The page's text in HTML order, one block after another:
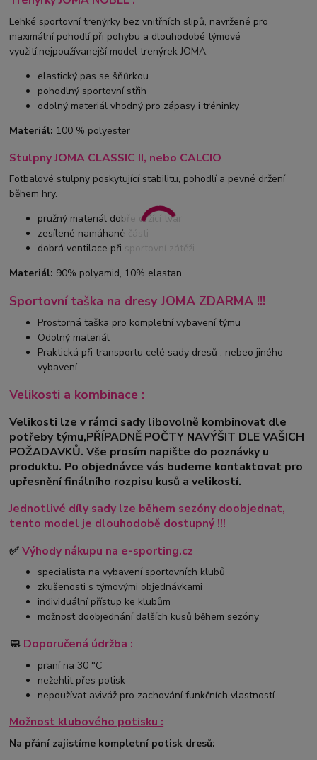
Lehké sportovní trenýrky bez vnitřních slipů, navržené pro
maximální pohodlí při pohybu a dlouhodobé týmové
využití.nejpoužívanejší model trenýrek JOMA.
elastický pas se šňůrkou
pohodlný sportovní střih
odolný materiál vhodný pro zápasy i tréninky
Materiál: 100 % polyester
Stulpny JOMA CLASSIC II, nebo CALCIO
Fotbalové stulpny poskytující stabilitu, pohodlí a pevné držení
během hry.
pružný materiál dobře držící tvar
zesílené namáhané části
dobrá ventilace při sportovní zátěži
Materiál: 90% polyamid, 10% elastan
Sportovní taška na dresy JOMA ZDARMA !!!
Prostorná taška pro kompletní vybavení týmu
Odolný materiál
Praktická při transportu celé sady dresů , nebeo jiného
vybavení
Velikosti a kombinace :
Velikosti lze v rámci sady libovolně kombinovat dle
potřeby týmu,PŘÍPADNĚ POČTY NAVÝŠIT DLE VAŠICH
POŽADAVKŮ. Vše prosím napište do poznávky u
produktu. Po objednávce vás budeme kontaktovat pro
upřesnění finálního rozpisu kusů a velikostí.
Jednotlivé díly sady lze během sezóny doobjednat,
tento model je dlouhodobě dostupný !!!
✅Výhody nákupu na e-sporting.cz
specialista na vybavení sportovních klubů
zkušenosti s týmovými objednávkami
individuální přístup ke klubům
možnost doobjednání dalších kusů během sezóny
🧼 Doporučená údržba :
praní na 30 °C
nežehlit přes potisk
nepoužívat aviváž pro zachování funkčních vlastností
Možnost klubového potisku :
Na přání zajistíme kompletní potisk dresů: